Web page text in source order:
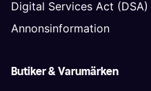
Digital Services Act (DSA)
Annonsinformation
Butiker & Varumärken